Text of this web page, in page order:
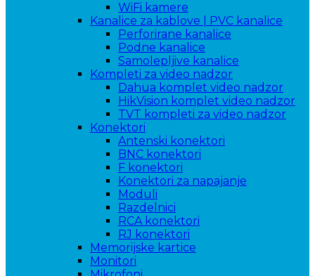
WiFi kamere
Kanalice za kablove | PVC kanalice
Perforirane kanalice
Podne kanalice
Samolepljive kanalice
Kompleti za video nadzor
Dahua komplet video nadzor
HikVision komplet video nadzor
TVT kompleti za video nadzor
Konektori
Antenski konektori
BNC konektori
F konektori
Konektori za napajanje
Moduli
Razdelnici
RCA konektori
RJ konektori
Memorijske kartice
Monitori